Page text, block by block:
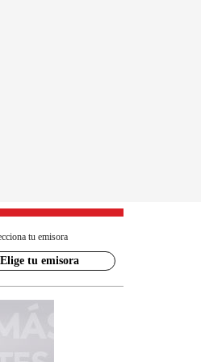
tu emisora
Elige tu emisora